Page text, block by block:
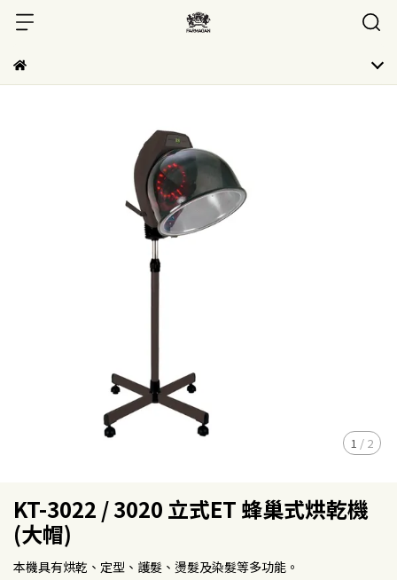
1 / 2
KT-3022 / 3020 立式ET 蜂巢式烘乾機
(大帽)
本機具有烘乾、定型、護髮、燙髮及染髮等多功能。